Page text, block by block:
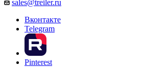
sales@treiler.ru
Вконтакте
Telegram
Pinterest